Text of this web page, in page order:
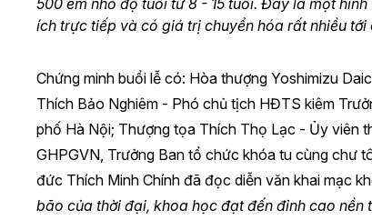
500 em nhỏ độ tuổi từ 8 - 15 tuổi. Đây là một
ích trực tiếp và có giá trị chuyển hóa rất nhiều tới
Chứng minh buổi lễ có: Hòa thượng Yoshimizu
Thích Bảo Nghiêm - Phó chủ tịch HĐTS kiêm
phố Hà Nội; Thượng tọa Thích Thọ Lạc - Ủy viên
GHPGVN, Trưởng Ban tổ chức khóa tu cùng chư
đức Thích Minh Chính đã đọc diễn văn khai mạc
bão của thời đại, khoa học đạt đến đỉnh cao